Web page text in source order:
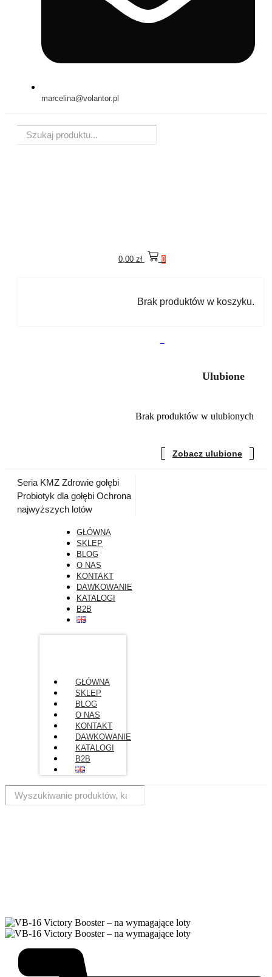
marcelina@volantor.pl
0,00 zł 0
Brak produktów w koszyku.
Ulubione
Brak produktów w ulubionych
Zobacz ulubione
Seria KMZ Zdrowie gołębi
Probiotyk dla gołębi Ochrona
najwyższych lotów
GŁÓWNA
SKLEP
BLOG
O NAS
KONTAKT
DAWKOWANIE
KATALOGI
B2B
GŁÓWNA
SKLEP
BLOG
O NAS
KONTAKT
DAWKOWANIE
KATALOGI
B2B